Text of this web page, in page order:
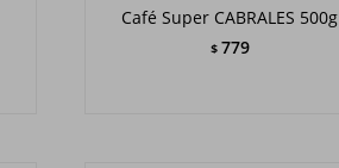
Café Super CABRALES 500g
$ 779